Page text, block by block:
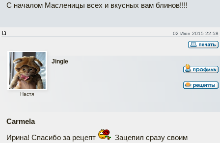
С началом Масленицы всех и вкусных вам блинов!!!!
02 Июн 2015 22:58
Jingle
Настя
Carmela
Ирина! Спасибо за рецепт
Зацепил сразу своим